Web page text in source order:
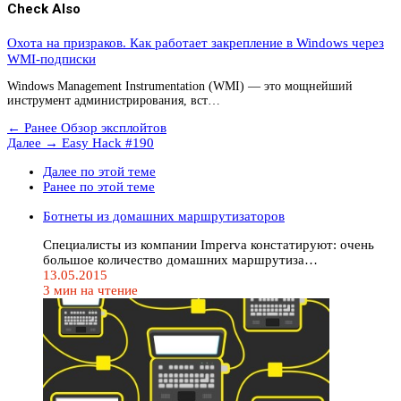
Check Also
Охота на призраков. Как работает закрепление в Windows через
WMI-подписки
Windows Management Instrumentation (WMI) — это мощнейший
инструмент администрирования, вст…
← Ранее Обзор эксплойтов
Далее → Easy Hack #190
Далее по этой теме
Ранее по этой теме
Ботнеты из домашних маршрутизаторов
Специалисты из компании Imperva констатируют: очень
большое количество домашних маршрутиза…
13.05.2015
3 мин на чтение